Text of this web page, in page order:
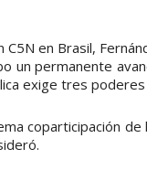
en Brasil,
un permanente
exige tres
coparticipación